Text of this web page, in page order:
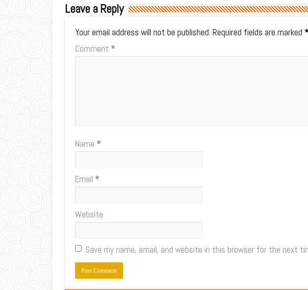
Leave a Reply
Your email address will not be published. Required fields are marked *
Comment *
Name *
Email *
Website
Save my name, email, and website in this browser for the next